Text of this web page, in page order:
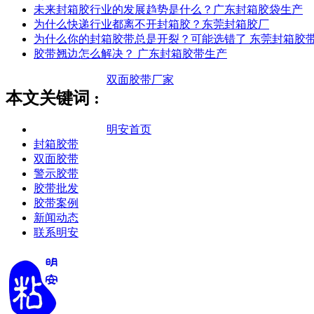
未来封箱胶行业的发展趋势是什么？广东封箱胶袋生产
为什么快递行业都离不开封箱胶？东莞封箱胶厂
为什么你的封箱胶带总是开裂？可能选错了 东莞封箱胶
胶带翘边怎么解决？ 广东封箱胶带生产
本文关键词 :
双面胶带厂家
明安首页
封箱胶带
双面胶带
警示胶带
胶带批发
胶带案例
新闻动态
联系明安